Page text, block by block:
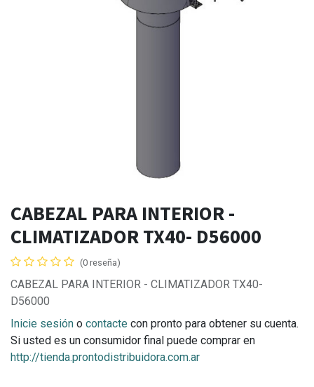
CABEZAL PARA INTERIOR -
CLIMATIZADOR TX40- D56000
(0 reseña)
CABEZAL PARA INTERIOR - CLIMATIZADOR TX40-
D56000
Inicie sesión o contacte con pronto para obtener su cuenta.
Si usted es un consumidor final puede comprar en
http://tienda.prontodistribuidora.com.ar